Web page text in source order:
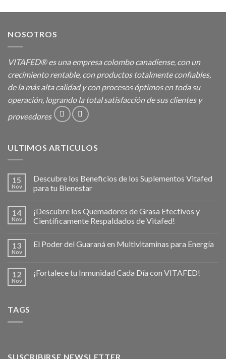
$218,970.$201,452.
NOSOTROS
VITAFED® es una empresa colombo canadiense, con un
crecimiento rentable, con productos totalmente confiables,
de la más alta calidad y con procesos óptimos en toda su
operación, logrando la total satisfacción de sus clientes y
proveedores
ULTIMOS ARTICULOS
15
Nov
Descubre los Beneficios de los Suplementos Vitafed
para tu Bienestar
14
Nov
¡Descubre los Quemadores de Grasa Efectivos y
Científicamente Respaldados de Vitafed!
13
Nov
El Poder del Guaraná en Multivitaminas para Energía
12
Nov
¡Fortalece tu Inmunidad Cada Día con VITAFED!
TAGS
SUSCRIBIRSE NEWSLETTER